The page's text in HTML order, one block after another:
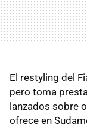
El restyling del
pero toma
lanzados sobre
ofrece en